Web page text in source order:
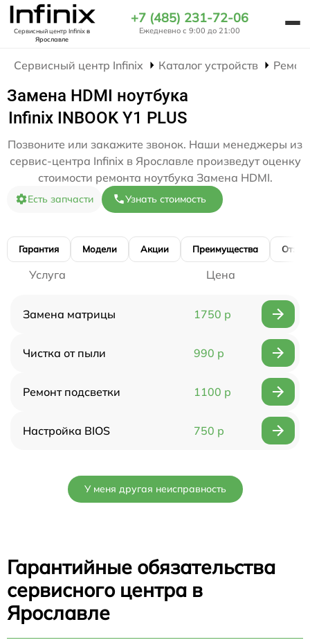
Сервисный центр Infinixв
Ярославле
+7 (485) 231-72-06
Ежедневно с 9:00 до 21:00
Сервисный центр Infinix Каталог устройств
Замена HDMI ноутбука
Infinix INBOOK Y1 PLUS
Позвоните или закажите звонок. Наши менеджеры из
сервис-центра Infinix в Ярославле произведут оценку
стоимости ремонта ноутбука Замена HDMI.
Есть запчасти Узнать стоимость
Гарантия Модели Акции Преимущества
Услуга Цена
Замена матрицы 1750 р
Чистка от пыли 990 р
Ремонт подсветки 1100 р
Настройка BIOS 750 р
У меня другая неисправность
Гарантийные обязательства
сервисного центра в
Ярославле